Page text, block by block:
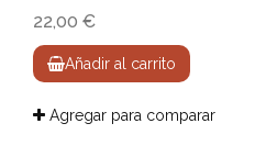
22,00 €
Añadir al carrito
Agregar para comparar